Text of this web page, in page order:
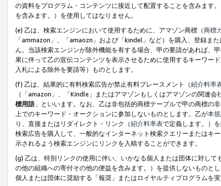
の資料をプログラム・コンテンツに接近して配置することを含みます
を含みます。）を使用してはなりません。
(e) 乙は、検索エンジンにおいて使用するために、アマゾン商標（商標
「ammazon」、「amaozn」および「kindel」など）を購入、登録ま
ん。当該検索エンジンが除外機能を有する場合、甲の要請があれば、
果に伴って乙の宣伝コンテンツを表示させるために使用するキーワー
入札による除外を要請等）ものとします。
(f) 乙は、結果的に有料検索広告が禁止有料プレースメント（紹介料率
（「amazon」、「Kindle」またはアマゾンもしくはアマゾンの関連
標用語」といいます。なお、乙は非包括的商標テーブルで甲の商標の
上でのキーワード・オークションに参加しないものとします。乙が本
り、直接またはリダイレクト・リンク（紹介料率表で定義します。）
検索広告を購入して、一般的なインターネット検索クエリーまたはキ
示されるよう検索エンジンにリンクを入稿することができます。
(g) 乙は、特別リンクの使用に伴い、いかなる個人または団体に対し
の他の組織への寄付その他の便益を含みます。）を提供しないものと
個人または団体に奨励する「報奨」またはロイヤルティプログラムを